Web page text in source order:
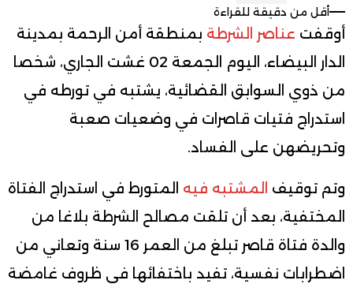
أقل من دقيقة للقراءة
أوقفت عناصر الشرطة بمنطقة أمن الرحمة بمدينة
الدار البيضاء، اليوم الجمعة 02 غشت الجاري، شخصا
من ذوي السوابق القضائية، يشتبه في تورطه في
استدراج فتيات قاصرات في وضعيات صعبة
وتحريضهن على الفساد.
وتم توقيف المشتبه فيه المتورط في استدراج الفتاة
المختفية، بعد أن تلقت مصالح الشرطة بلاغا من
والدة فتاة قاصر تبلغ من العمر 16 سنة وتعاني من
اضطرابات نفسية، تفيد باختفائها في ظروف غامضة